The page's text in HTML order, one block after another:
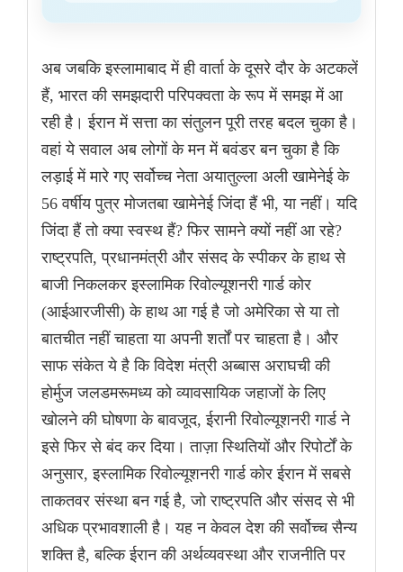
अब जबकि इस्लामाबाद में ही वार्ता के दूसरे दौर के अटकलें
हैं, भारत की समझदारी परिपक्वता के रूप में समझ में आ
रही है। ईरान में सत्ता का संतुलन पूरी तरह बदल चुका है।
वहां ये सवाल अब लोगों के मन में बवंडर बन चुका है कि
लड़ाई में मारे गए सर्वोच्च नेता अयातुल्ला अली खामेनेई के
56 वर्षीय पुत्र मोजतबा खामेनेई जिंदा हैं भी, या नहीं। यदि
जिंदा हैं तो क्या स्वस्थ हैं? फिर सामने क्यों नहीं आ रहे?
राष्ट्रपति, प्रधानमंत्री और संसद के स्पीकर के हाथ से
बाजी निकलकर इस्लामिक रिवोल्यूशनरी गार्ड कोर
(आईआरजीसी) के हाथ आ गई है जो अमेरिका से या तो
बातचीत नहीं चाहता या अपनी शर्तों पर चाहता है। और
साफ संकेत ये है कि विदेश मंत्री अब्बास अराघची की
होर्मुज जलडमरूमध्य को व्यावसायिक जहाजों के लिए
खोलने की घोषणा के बावजूद, ईरानी रिवोल्यूशनरी गार्ड ने
इसे फिर से बंद कर दिया। ताज़ा स्थितियों और रिपोर्टों के
अनुसार, इस्लामिक रिवोल्यूशनरी गार्ड कोर ईरान में सबसे
ताकतवर संस्था बन गई है, जो राष्ट्रपति और संसद से भी
अधिक प्रभावशाली है। यह न केवल देश की सर्वोच्च सैन्य
शक्ति है, बल्कि ईरान की अर्थव्यवस्था और राजनीति पर